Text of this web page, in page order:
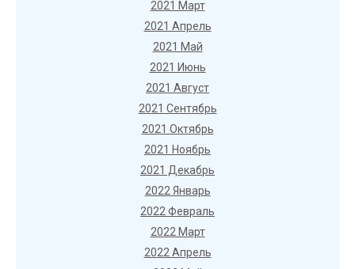
2021 Март
2021 Апрель
2021 Май
2021 Июнь
2021 Август
2021 Сентябрь
2021 Октябрь
2021 Ноябрь
2021 Декабрь
2022 Январь
2022 Февраль
2022 Март
2022 Апрель